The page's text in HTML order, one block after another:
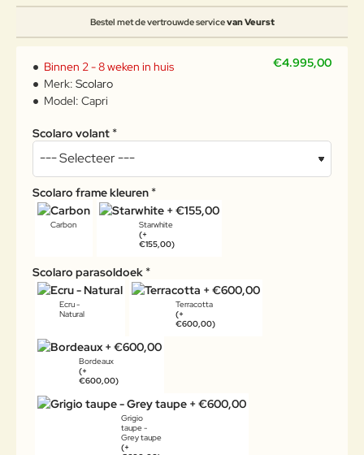
Bestel met de vertrouwde servicevan Veurst
€4.995,00
Binnen 2 - 8 weken in huis
Merk: Scolaro
Model: Capri
Scolaro volant
Scolaro frame kleuren
Carbon
Starwhite
(+
€155,00)
Scolaro parasoldoek
Ecru -
Natural
Terracotta
(+
€600,00)
Bordeaux
(+
€600,00)
Grigio
taupe -
Grey taupe
(+